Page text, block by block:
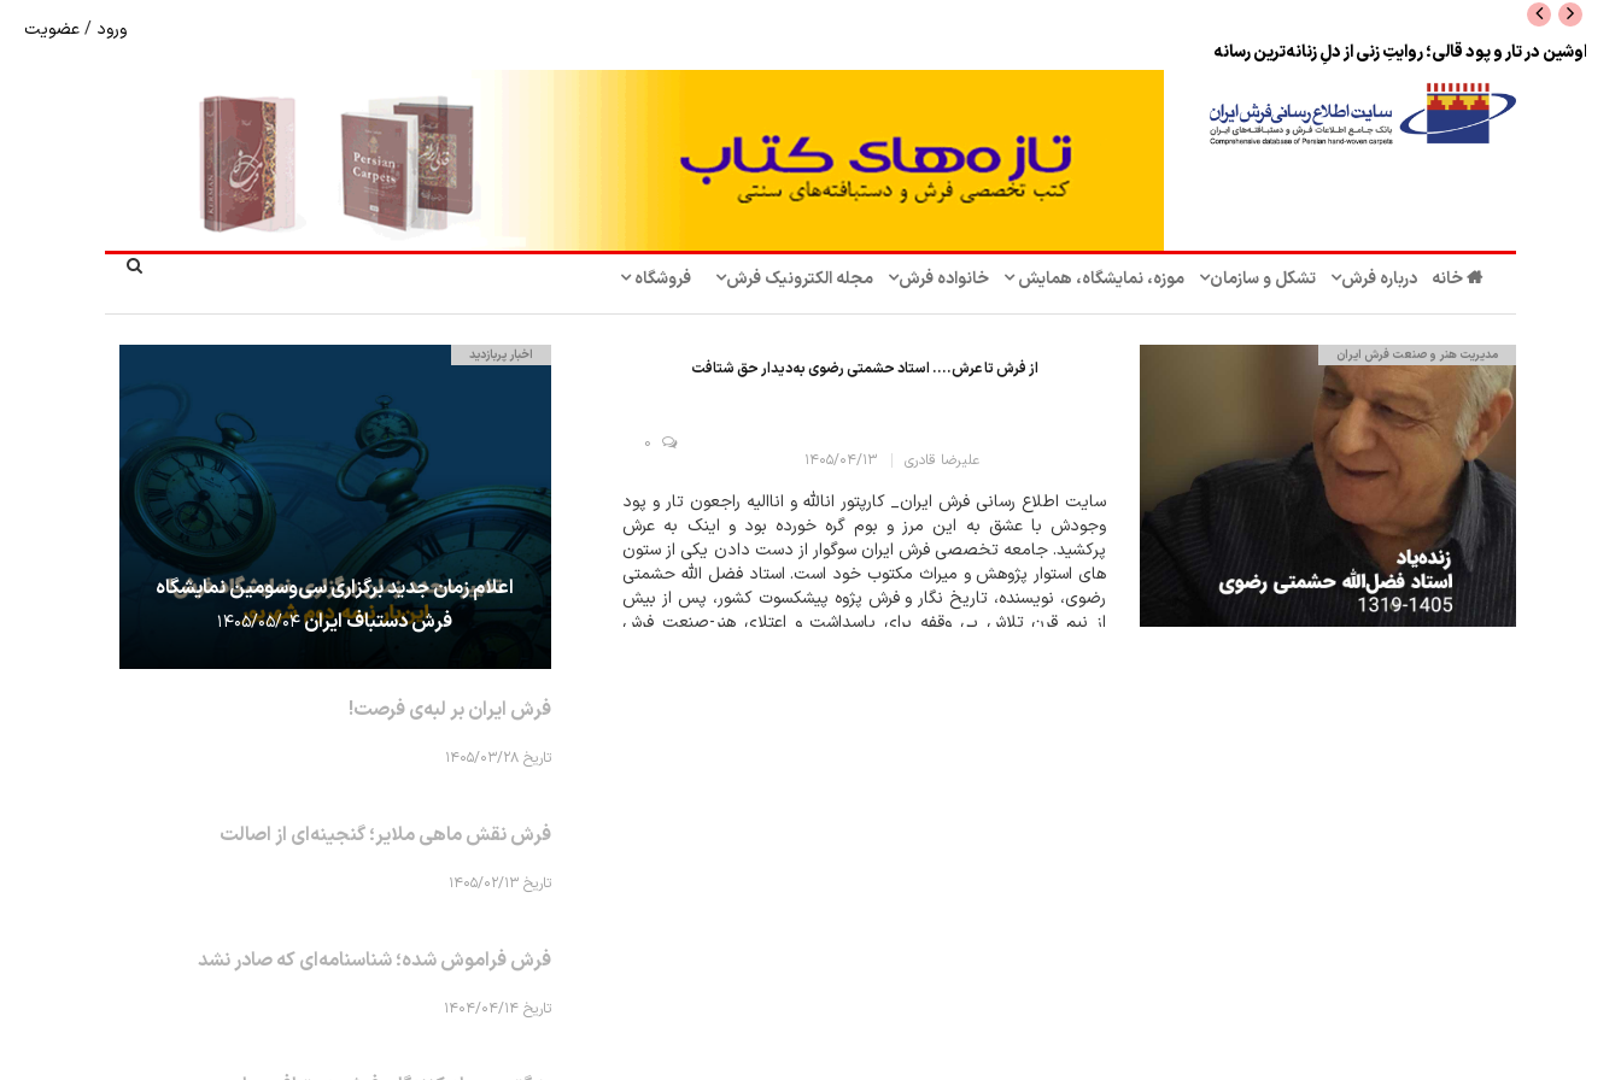
اوشین در تار و پود قالی؛ روایتِ زنی از دلِ زنانه‌ترین رسانه
ورود /عضویت
خانه درباره فرش تشکل‌ و سازمان‌ موزه، نمایشگاه، همایش‌ خانواده فرش مجله الکترونیک فرش فروشگاه
مدیریت هنر و صنعت فرش ایران
از فرش تا عرش.... استاد حشمتی رضوی به‌دیدار حق شتافت
علیرضا قادری ۱۴۰۵/۰۴/۱۳
0
سایت اطلاع رسانی فرش ایران_ کارپتور انالله و اناالیه راجعون تار و پود
وجودش با عشق به این مرز و بوم گره خورده بود و اینک به عرش
پرکشید. جامعه تخصصی فرش ایران سوگوار از دست دادن یکی از ستون
های استوار پژوهش و میراث مکتوب خود است. استاد فضل الله حشمتی
رضوی، نویسنده، تاریخ نگار و فرش پژوه پیشکسوت کشور، پس از بیش
از نیم قرن تلاش بی وقفه برای پاسداشت و اعتلای هنر-صنعت فرش
اخبار پربازدید
اعلام زمان جدید برگزاری سی‌وسومین نمایشگاه
فرش دستباف ایران۱۴۰۵/۰۵/۰۴
فرش ایران بر لبه‌ی فرصت!
تاریخ ۱۴۰۵/۰۳/۲۸
فرش نقش ماهی‌ ملایر؛ گنجینه‌ای از اصالت
تاریخ ۱۴۰۵/۰۲/۱۳
فرش فراموش شده؛ شناسنامه‌ای که صادر نشد
تاریخ ۱۴۰۴/۰۴/۱۴